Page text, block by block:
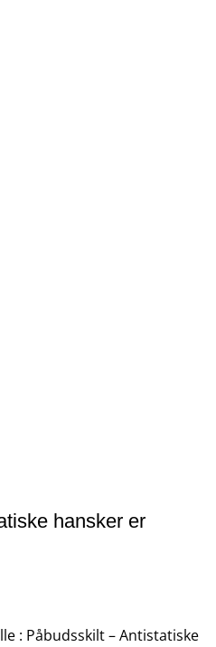
hansker er
: Påbudsskilt – Antistatiske